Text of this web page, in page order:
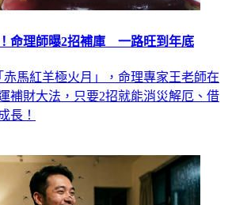
命理師曝2招補庫 一路旺到年底
赤馬紅羊極火月」，命理專家王老師在
補財大法，只要2招就能消災解厄、借
長！